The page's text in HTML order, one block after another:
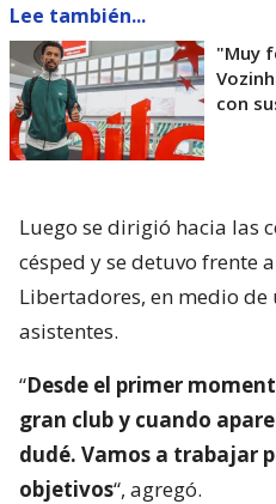
Lee también...
"Muy
con
Luego se dirigió hacia las
césped y se detuvo frente
Libertadores, en medio de
asistentes.
“Desde el primer
gran club y cuando
dudé. Vamos a trabajar
objetivos“, agregó.